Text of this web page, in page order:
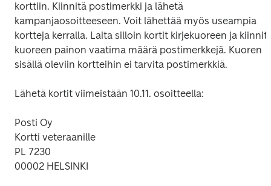
korttiin. Kiinnitä postimerkki ja lähetä
kampanjaosoitteeseen. Voit lähettää myös useampia
kortteja kerralla. Laita silloin kortit kirjekuoreen ja
kuoreen painon vaatima määrä postimerkkejä. Kuoren
sisällä oleviin kortteihin ei tarvita postimerkkiä.
Lähetä kortit viimeistään 10.11. osoitteella:
Posti Oy
Kortti veteraanille
PL 7230
00002 HELSINKI